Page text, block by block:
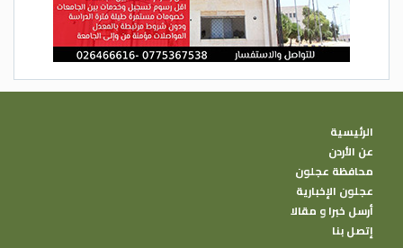
الرئيسية
عن الأردن
محافظة عجلون
عجلون الإخبارية
أرسل خبرا و مقالا
إتصل بنا